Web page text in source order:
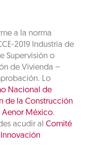
a la norma
2019 Industria de
Supervisión o
de Vivienda –
Lo
Nacional de
de la Construcción
Aenor México.
acudir alComité